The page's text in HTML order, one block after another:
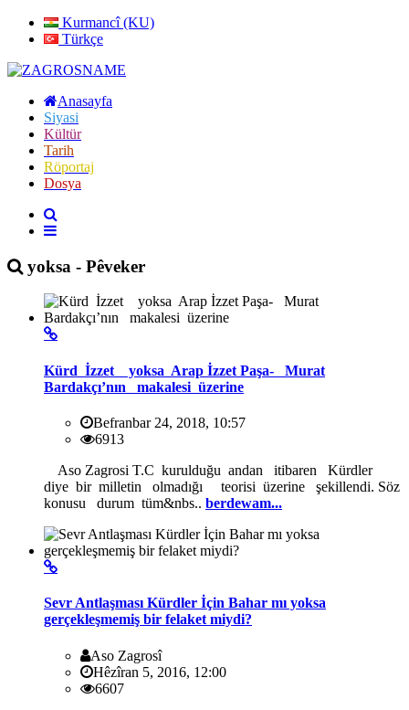
Kurmancî (KU)
Türkçe
Anasayfa
Siyasi
Kültür
Tarih
Röportaj
Dosya
yoksa - Pêveker
Kürd İzzet yoksa Arap İzzet Paşa- Murat
Bardakçı’nın makalesi üzerine
Befranbar 24, 2018, 10:57
6913
Aso Zagrosi T.C kurulduğu andan itibaren Kürdler
diye bir milletin olmadığı teorisi üzerine şekillendi. Söz
konusu durum tüm&nbs.. berdewam...
Sevr Antlaşması Kürdler İçin Bahar mı yoksa
gerçekleşmemiş bir felaket miydi?
Aso Zagrosî
Hêzîran 5, 2016, 12:00
6607